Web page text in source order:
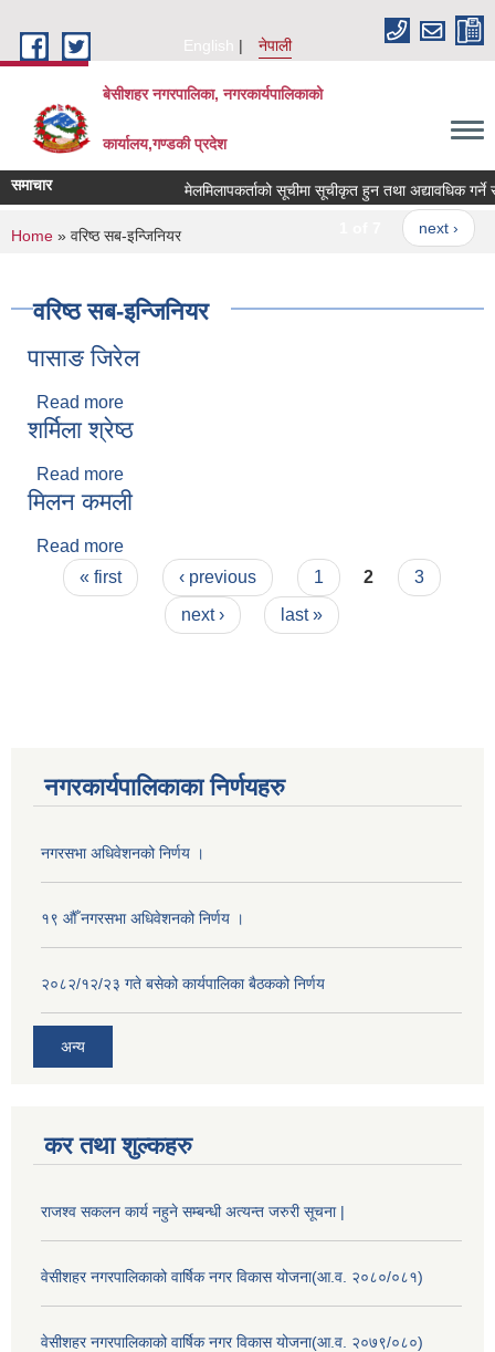
English
नेपाली
बेसीशहर नगरपालिका, नगरकार्यपालिकाको
कार्यालय,गण्डकी प्रदेश
समाचार मेलमिलापकर्ताको सूचीमा सूचीकृत हुन तथा अद्यावधिक गर्ने
next ›
You are here
Home » वरिष्ठ सब-इन्जिनियर
वरिष्ठ सब-इन्जिनियर
पासाङ जिरेल
Read more
शर्मिला श्रेष्ठ
Read more
मिलन कमली
Read more
Pages
« first ‹ previous 1 2
3
next ›
last »
नगरकार्यपालिकाका निर्णयहरु
नगरसभा अधिवेशनको निर्णय ।
१९ औँ नगरसभा अधिवेशनको निर्णय ।
२०८२/१२/२३ गते बसेको कार्यपालिका बैठकको निर्णय
अन्य
कर तथा शुल्कहरु
राजश्व सकलन कार्य नहुने सम्बन्धी अत्यन्त जरुरी सूचना |
वेसीशहर नगरपालिकाको वार्षिक नगर विकास योजना(आ.व. २०८०/०८१)
वेसीशहर नगरपालिकाको वार्षिक नगर विकास योजना(आ.व. २०७९/०८०)